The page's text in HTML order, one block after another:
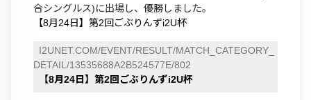
合シングルス)に出場し、優勝しました。
【8月24日】第2回ごぶりんずi2U杯
I2UNET.COM/EVENT/RESULT/MATCH_CATEGORY_
DETAIL/13535688A2B524577E/802
【8月24日】第2回ごぶりんずi2U杯